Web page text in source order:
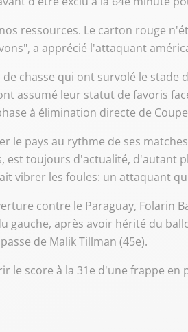
ressources. Le carton rouge
a apprécié l'attaquant
chasse qui ont survolé le stade
assumé leur statut de favoris
à élimination directe de
le pays au rythme de ses
est toujours d'actualité, d'autant
vibrer les foules: un attaquant
contre le Paraguay, Folarin
après avoir hérité du
de Malik Tillman (45e).
le score à la 31e d'une frappe en